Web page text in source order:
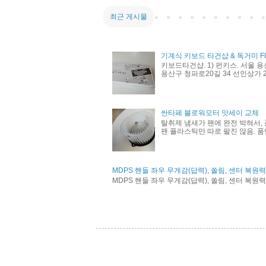
최근 게시물
기계식 키보드 타건샵 & 독거미
키보드타건샵. 1) 펀키스. 서울
용산구 청파로20길 34 선인상가
싼타페 블로워모터 앗세이 교체
탈취제 냄새가 팬에 완전 박혀서,
팬 플라스틱만 따로 팔진 않음.
MDPS 핸들 좌우 무게감(답력), 쏠림, 센터 복원
MDPS 핸들 좌우 무게감(답력), 쏠림, 센터 복원력